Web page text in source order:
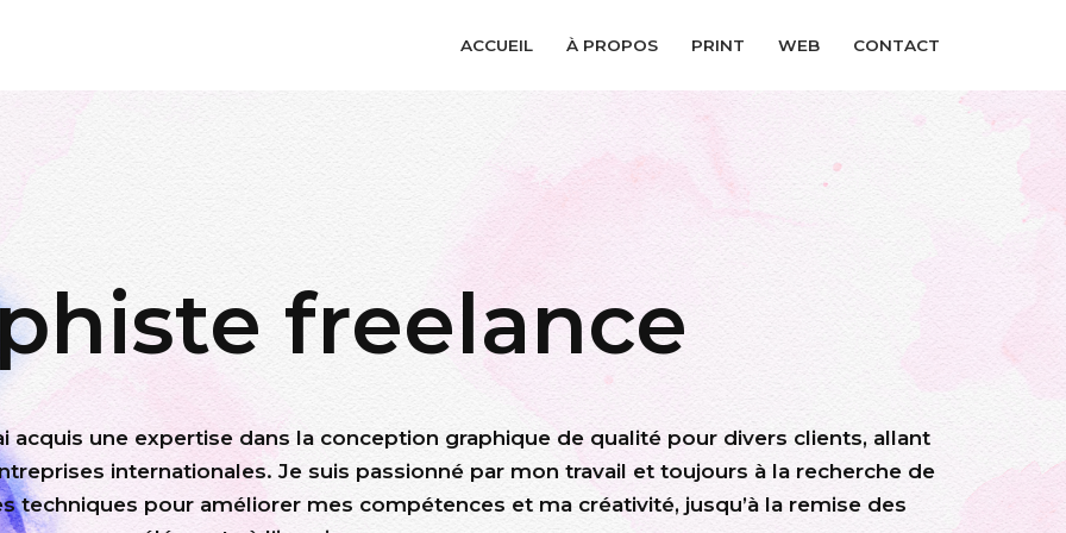
ACCUEIL À PROPOS PRINT WEB CONTACT
freelance
acquis une expertise dans la conception graphique de qualité pour divers clients, allant
internationales. Je suis passionné par mon travail et toujours à la recherche de
techniques pour améliorer mes compétences et ma créativité, jusqu’à la remise des